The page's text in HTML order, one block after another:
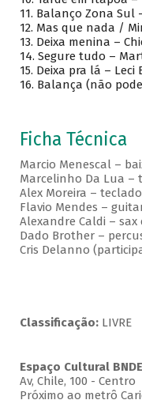
11. Balanço Zona Sul
12. Mas que nada /
13. Deixa menina –
14. Segure tudo –
15. Deixa pra lá – Leci
16. Balança (não
Ficha Técnica
Marcio Menescal –
Marcelinho Da Lua –
Alex Moreira – teclado
Flavio Mendes –
Alexandre Caldi –
Dado Brother –
Cris Delanno
Classificação: LIVRE
Espaço Cultural
Av, Chile, 100 - Centro
Próximo ao metrô